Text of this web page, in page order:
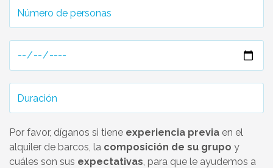
Por favor, díganos si tiene experiencia previa en el
alquiler de barcos, la composición de su grupo y
cuáles son sus expectativas, para que le ayudemos a